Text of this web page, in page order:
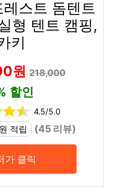
스트 돔텐트
형 텐트 캠핑,
키
원 218,000
할인
4.5/5.0
적립
(45 리뷰)
가 클릭